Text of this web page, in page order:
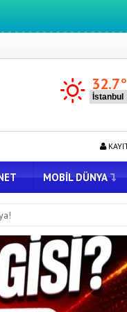
32.7
Redmi 17 ve
MOBIL DÜNYA